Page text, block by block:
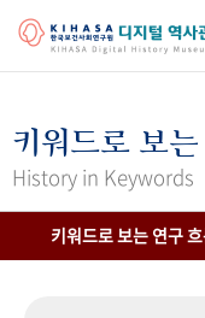
걸어온 길 기관 변천사
연구 역사
키워드로 보
History in Keywords
키워드로 보는 연구